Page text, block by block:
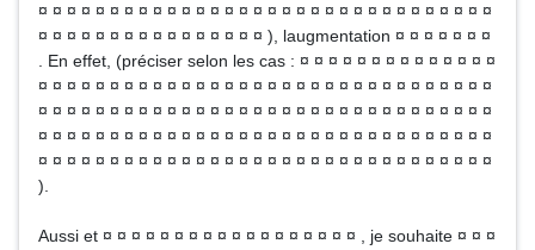
¤ ¤ ¤ ¤ ¤ ¤ ¤ ¤ ¤ ¤ ¤ ¤ ¤ ¤ ¤ ¤ ¤ ¤ ¤ ¤ ¤ ¤ ¤ ¤ ¤ ¤ ¤ ¤ ¤ ¤ ¤ ¤
¤ ¤ ¤ ¤ ¤ ¤ ¤ ¤ ¤ ¤ ¤ ¤ ¤ ¤ ¤ ¤ ), laugmentation ¤ ¤ ¤ ¤ ¤ ¤ ¤
. En effet, (préciser selon les cas : ¤ ¤ ¤ ¤ ¤ ¤ ¤ ¤ ¤ ¤ ¤ ¤ ¤ ¤
¤ ¤ ¤ ¤ ¤ ¤ ¤ ¤ ¤ ¤ ¤ ¤ ¤ ¤ ¤ ¤ ¤ ¤ ¤ ¤ ¤ ¤ ¤ ¤ ¤ ¤ ¤ ¤ ¤ ¤ ¤ ¤
¤ ¤ ¤ ¤ ¤ ¤ ¤ ¤ ¤ ¤ ¤ ¤ ¤ ¤ ¤ ¤ ¤ ¤ ¤ ¤ ¤ ¤ ¤ ¤ ¤ ¤ ¤ ¤ ¤ ¤ ¤ ¤
¤ ¤ ¤ ¤ ¤ ¤ ¤ ¤ ¤ ¤ ¤ ¤ ¤ ¤ ¤ ¤ ¤ ¤ ¤ ¤ ¤ ¤ ¤ ¤ ¤ ¤ ¤ ¤ ¤ ¤ ¤ ¤
¤ ¤ ¤ ¤ ¤ ¤ ¤ ¤ ¤ ¤ ¤ ¤ ¤ ¤ ¤ ¤ ¤ ¤ ¤ ¤ ¤ ¤ ¤ ¤ ¤ ¤ ¤ ¤ ¤ ¤ ¤ ¤
).
Aussi et ¤ ¤ ¤ ¤ ¤ ¤ ¤ ¤ ¤ ¤ ¤ ¤ ¤ ¤ ¤ ¤ ¤ ¤ , je souhaite ¤ ¤ ¤